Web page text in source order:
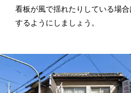
看板が風で揺れたりしている場
するようにしましょう。